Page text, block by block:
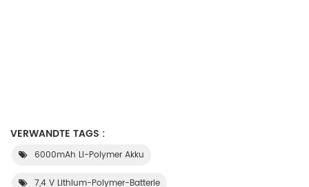
VERWANDTE TAGS :
6000mAh Li-Polymer Akku
7,4 V Lithium-Polymer-Batterie